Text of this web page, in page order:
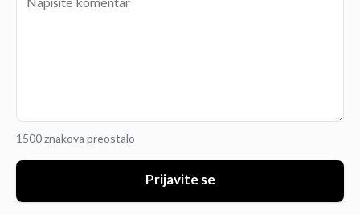
1500 znakova preostalo
Prijavite se